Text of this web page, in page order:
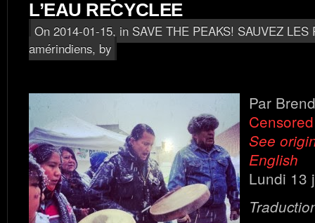
L’EAU RECYCLEE
On 2014-01-15, in SAVE THE PEAKS! SAUVEZ LES
amérindiens, by
Par
See
English
Lundi 13